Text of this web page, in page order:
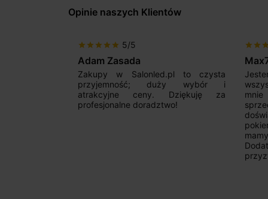
Opinie naszych Klientów
star star star star star 5/5
Adam Zasada
Zakupy w Salonled.pl to czysta
przyjemność; duży wybór i
atrakcyjne ceny. Dziękuję za
profesjonalne doradztwo!
star star